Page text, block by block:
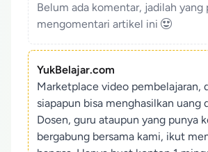
Belum ada komentar, jadilah yang
mengomentari artikel ini
YukBelajar.com
Marketplace video pembelajaran,
siapapun bisa menghasilkan uang
Dosen, guru ataupun yang punya
bergabung bersama kami, ikut